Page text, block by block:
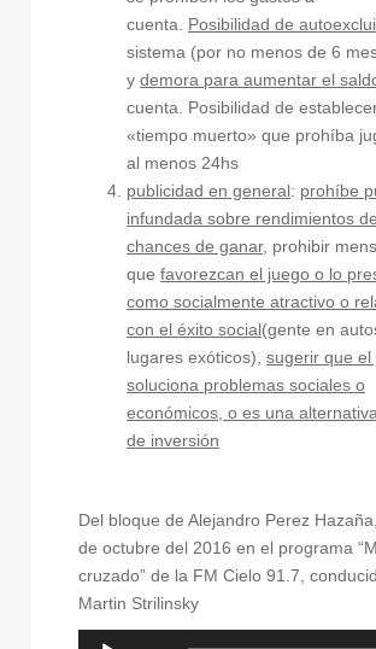
cuenta. Posibilidad de
sistema (por no menos de 6
y demora para aumentar el
cuenta. Posibilidad de
«tiempo muerto» que prohíba
al menos 24hs
publicidad en general: prohíbe
infundada sobre rendimientos
chances de ganar, prohibir
que favorezcan el juego o lo
como socialmente atractivo o
con el éxito social(gente en
lugares exóticos), sugerir que el
soluciona problemas sociales o
económicos, o es una
de inversión
Del bloque de Alejandro Perez
de octubre del 2016 en el programa
cruzado” de la FM Cielo 91.7,
Martin Strilinsky
Reproductor